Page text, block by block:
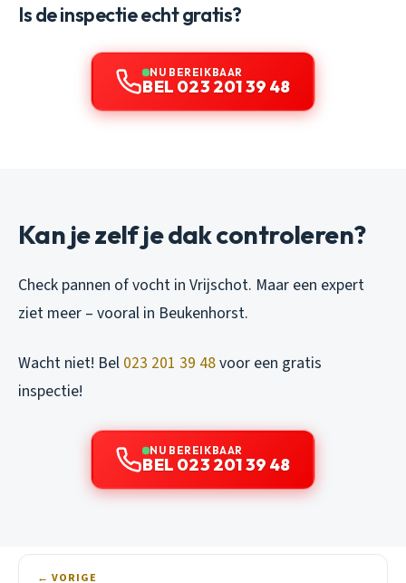
Is de inspectie echt gratis?
NU BEREIKBAAR
BEL 023 201 39 48
Kan je zelf je dak controleren?
Check pannen of vocht in Vrijschot. Maar een expert
ziet meer – vooral in Beukenhorst.
Wacht niet! Bel 023 201 39 48voor een gratis
inspectie!
NU BEREIKBAAR
BEL 023 201 39 48
← VORIGE